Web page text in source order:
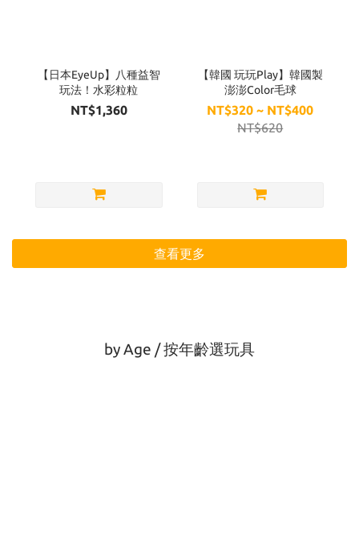
【日本EyeUp】八種益智
玩法！水彩粒粒
NT$1,360
【韓國 玩玩Play】韓國製
澎澎Color毛球
NT$320 ~ NT$400
NT$620
查看更多
by Age / 按年齡選玩具